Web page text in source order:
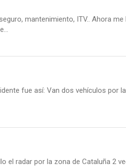
mantenimiento, ITV.. Ahora
fue así: Van dos vehículos por
el radar por la zona de Cataluña 2